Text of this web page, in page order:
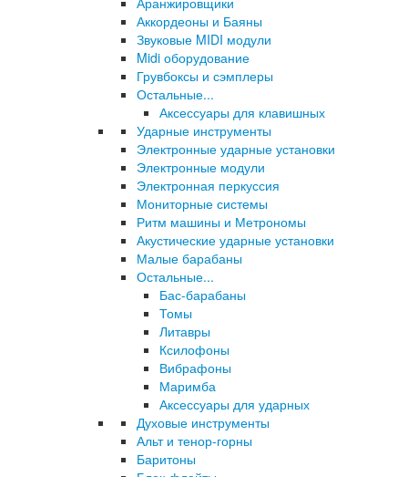
Аккордеоны и Баяны
Звуковые MIDI модули
Midi оборудование
Грувбоксы и сэмплеры
Остальные...
Аксессуары для клавишных
Ударные инструменты
Электронные ударные установки
Электронные модули
Электронная перкуссия
Мониторные системы
Ритм машины и Метрономы
Акустические ударные установки
Малые барабаны
Остальные...
Бас-барабаны
Томы
Литавры
Ксилофоны
Вибрафоны
Маримба
Аксессуары для ударных
Духовые инструменты
Альт и тенор-горны
Баритоны